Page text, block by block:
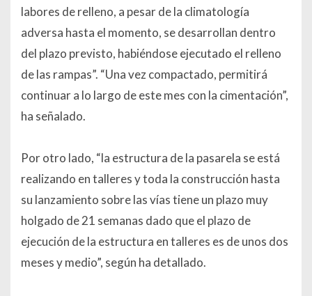
labores de relleno, a pesar de la climatología
adversa hasta el momento, se desarrollan dentro
del plazo previsto, habiéndose ejecutado el relleno
de las rampas”. “Una vez compactado, permitirá
continuar a lo largo de este mes con la cimentación”,
ha señalado.
Por otro lado, “la estructura de la pasarela se está
realizando en talleres y toda la construcción hasta
su lanzamiento sobre las vías tiene un plazo muy
holgado de 21 semanas dado que el plazo de
ejecución de la estructura en talleres es de unos dos
meses y medio”, según ha detallado.